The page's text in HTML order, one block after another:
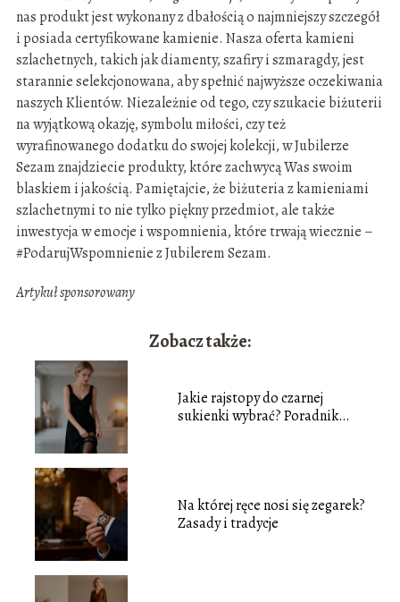
nas produkt jest wykonany z dbałością o najmniejszy szczegół
i posiada certyfikowane kamienie. Nasza oferta kamieni
szlachetnych, takich jak diamenty, szafiry i szmaragdy, jest
starannie selekcjonowana, aby spełnić najwyższe oczekiwania
naszych Klientów. Niezależnie od tego, czy szukacie biżuterii
na wyjątkową okazję, symbolu miłości, czy też
wyrafinowanego dodatku do swojej kolekcji, w Jubilerze
Sezam znajdziecie produkty, które zachwycą Was swoim
blaskiem i jakością. Pamiętajcie, że biżuteria z kamieniami
szlachetnymi to nie tylko piękny przedmiot, ale także
inwestycja w emocje i wspomnienia, które trwają wiecznie –
#PodarujWspomnienie z Jubilerem Sezam.
Artykuł sponsorowany
Zobacz także:
Jakie rajstopy do czarnej
sukienki wybrać? Poradnik
Na której ręce nosi się zegarek?
Zasady i tradycje